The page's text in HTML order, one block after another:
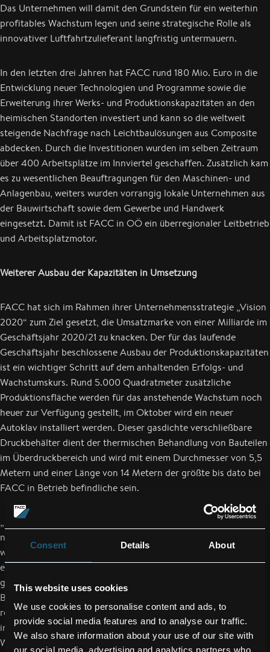
Consent Details About
This website uses cookies
We use cookies to personalise content and ads, to
provide social media features and to analyse our traffic.
We also share information about your use of our site with
our social media, advertising and analytics partners who
Das Unternehmen will damit den Grundstein für ein weiterhin
profitables Wachstum legen und seine strategische Rolle als
innovativer Luftfahrtzulieferant langfristig untermauern.
In den letzten drei Jahren hat FACC rund 180 Mio. Euro in die
Entwicklung neuer Technologien und Programme sowie die
Erweiterung ihrer Werks- und Produktionskapazitäten an den
heimischen Standorten investiert und kann so die weltweit
steigende Nachfrage nach Leichtbaulösungen aus Composite
abdecken. Durch die Investitionen wurden im selben Zeitraum
über 400 Arbeitsplätze im Innviertel geschaffen. Zusätzlich kam
es zu wesentlichen Beauftragungen für den Maschinen- und
Anlagenbau, weiters wurden vorrangig lokale Unternehmen aus
der Bauwirtschaft sowie dem Gewerbe und Handwerk
eingesetzt. Damit ist FACC in OÖ ein überregionaler Leitbetrieb
und Arbeitsplatzmotor.
Weiterer Ausbau der Kapazitäten in Umsetzung
FACC hat sich im Rahmen ihrer Unternehmensstrategie „Vision
2020“ zum Ziel gesetzt, die Umsatzmarke von einer Milliarde im
Geschäftsjahr 2020/21 zu knacken. Der für das laufende
Geschäftsjahr beschlossene Ausbau der Produktionskapazitäten
ist ein wichtiger Schritt auf dem anhaltenden Erfolgs- und
Wachstumskurs. Rund 5.000 Quadratmeter zusätzliche
Produktionsfläche werden für das anstehende Wachstum noch
heuer zur Verfügung gestellt, im Oktober wird ein neuer
Autoklav installiert werden. Dieser gasdichte verschließbare
Druckbehälter dient der thermischen Behandlung von Bauteilen
im Überdruckbereich und wird mit einem Durchmesser von 5,5
Metern und einer Länge von 14 Metern der größte bis dato bei
FACC in Betrieb befindliche sein.
„Unsere Auftragsbücher sind gut gefüllt und der Bedarf an
neuen, effizienten und treibstoffsparenden Luftfahrzeugen ist
weiterhin hoch. Um die Marktanforderungen bestmöglich
erfüllen zu können und um für künftige Ratensteigerungen
gerüstet zu sein, investieren wir auch heuer wieder in
Baumaßnahmen und in neue Anlagen“, so Machtlinger. „Damit
reagieren wir auf die weltweit starke Nachfrage nach unseren
innovativen Leichtbauteilen, helfen unseren Kunden in ihren
Wachstumsplänen und bauen unsere Technologieführerschaft